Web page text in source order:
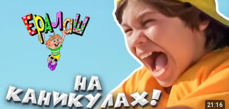
21:16